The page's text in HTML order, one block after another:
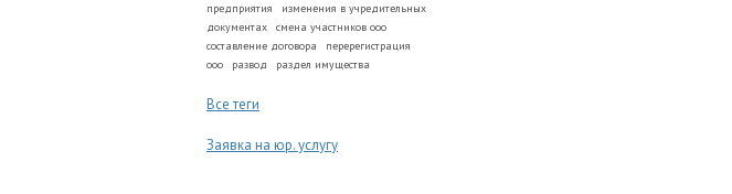
предприятия
изменения в учредительных
документах
смена участников ооо
составление договора
перерегистрация
ооо
развод раздел имущества
Все теги
Заявка на юр. услугу